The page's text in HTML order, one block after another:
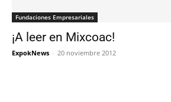
Fundaciones Empresariales
¡A leer en Mixcoac!
ExpokNews - 20 noviembre 2012